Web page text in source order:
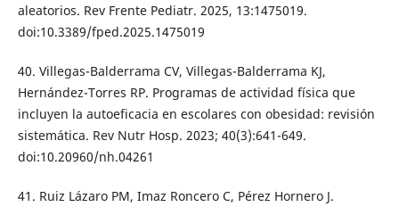
aleatorios. Rev Frente Pediatr. 2025, 13:1475019.
doi:10.3389/fped.2025.1475019
40. Villegas-Balderrama CV, Villegas-Balderrama KJ,
Hernández-Torres RP. Programas de actividad física que
incluyen la autoeficacia en escolares con obesidad: revisión
sistemática. Rev Nutr Hosp. 2023; 40(3):641-649.
doi:10.20960/nh.04261
41. Ruiz Lázaro PM, Imaz Roncero C, Pérez Hornero J.